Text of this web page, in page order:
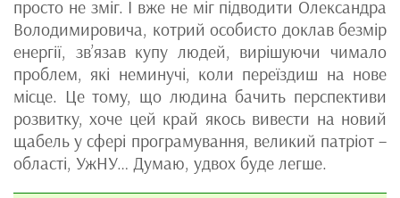
просто не зміг. І вже не міг підводити Олександра
Володимировича, котрий особисто доклав безмір
енергії, зв’язав купу людей, вирішуючи чимало
проблем, які неминучі, коли переїздиш на нове
місце. Це тому, що людина бачить перспективи
розвитку, хоче цей край якось вивести на новий
щабель у сфері програмування, великий патріот –
області, УжНУ… Думаю, удвох буде легше.